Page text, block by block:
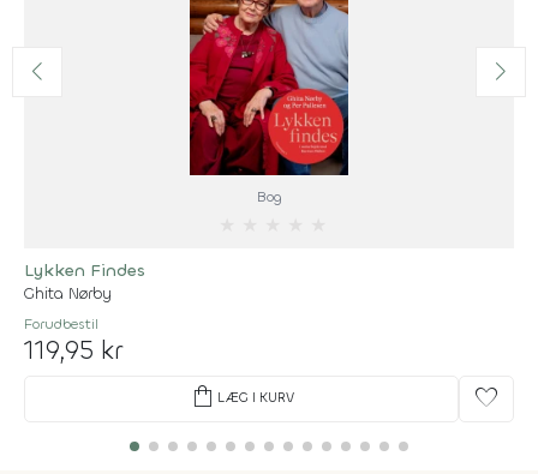
Bog
Lykken Findes
Ghita Nørby
Forudbestil
119,95 kr
shopping_bag LÆG I KURV favorite